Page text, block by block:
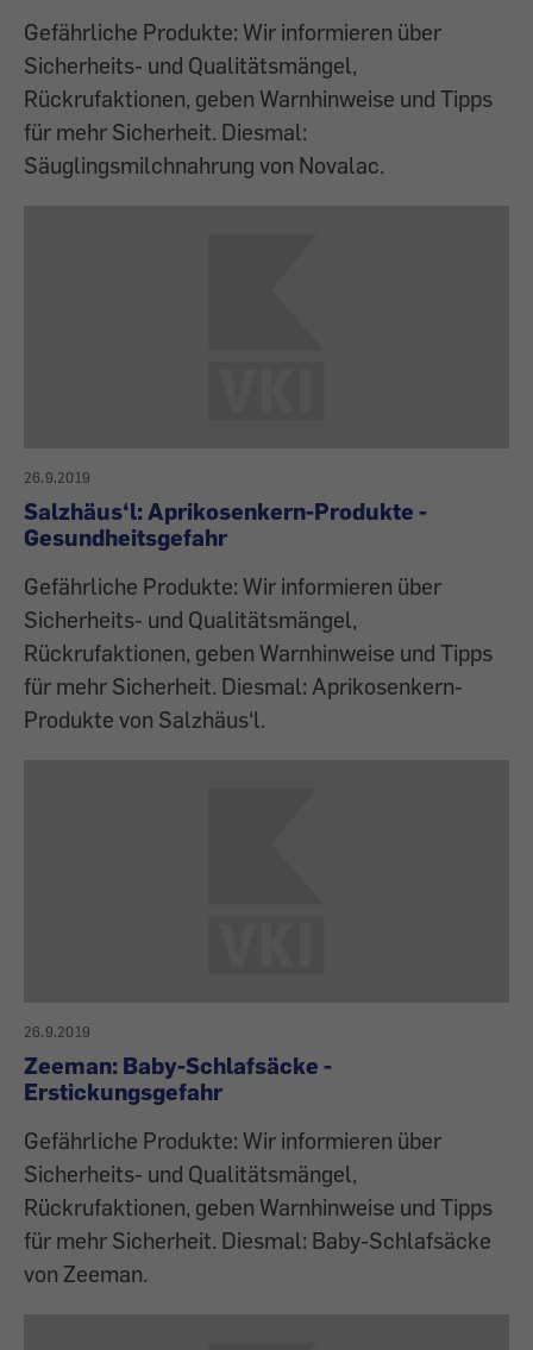
Gefährliche Produkte: Wir informieren über
Sicherheits- und Qualitätsmängel,
Rückrufaktionen, geben Warnhinweise und Tipps
für mehr Sicherheit. Diesmal:
Säuglingsmilchnahrung von Novalac.
26.9.2019
Salzhäus‘l: Aprikosenkern-Produkte -
Gesundheitsgefahr
Gefährliche Produkte: Wir informieren über
Sicherheits- und Qualitätsmängel,
Rückrufaktionen, geben Warnhinweise und Tipps
für mehr Sicherheit. Diesmal: Aprikosenkern-
Produkte von Salzhäus‘l.
26.9.2019
Zeeman: Baby-Schlafsäcke -
Erstickungsgefahr
Gefährliche Produkte: Wir informieren über
Sicherheits- und Qualitätsmängel,
Rückrufaktionen, geben Warnhinweise und Tipps
für mehr Sicherheit. Diesmal: Baby-Schlafsäcke
von Zeeman.